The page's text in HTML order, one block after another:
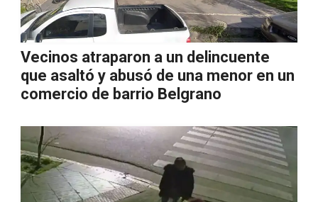
Vecinos atraparon a un delincuente
que asaltó y abusó de una menor en un
comercio de barrio Belgrano